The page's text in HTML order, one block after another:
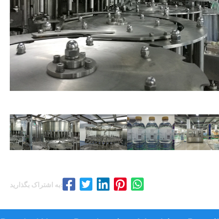
به اشتراک بگذارید: